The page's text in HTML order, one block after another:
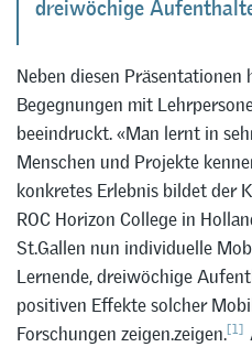
dreiwöchige
Neben diesen Präsentationen
Begegnungen mit
beeindruckt. «Man lernt in
Menschen und Projekte
konkretes Erlebnis bildet der
ROC Horizon College in
St.Gallen nun individuelle
Lernende, dreiwöchige
positiven Effekte solcher
Forschungen zeigen.zeigen.[1]